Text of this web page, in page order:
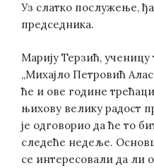
Уз слатко послужење,
председника.
Марију Терзић,
„Михајло Петровић
ће и ове године
њихову велику радост
је одговорио да ће то
следеће недеље.
се интересовали да ли